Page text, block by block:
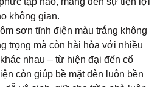
nhanh và phát sáng ổn định,
trễ sáng. Sự linh hoạt này khiến
thiện, dễ sử dụng cho cả người
thuật viên.
cấu trúc gắn trần chắc chắn, đến
linh hoạt, đèn LED âm trần 6W